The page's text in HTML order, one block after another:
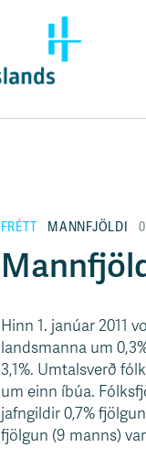
FRÉTT MANNFJÖLDI
Hinn 1. janúar 2011
landsmanna um
3,1%. Umtalsverð
um einn íbúa.
jafngildir 0,7%
fjölgun (9 manns)